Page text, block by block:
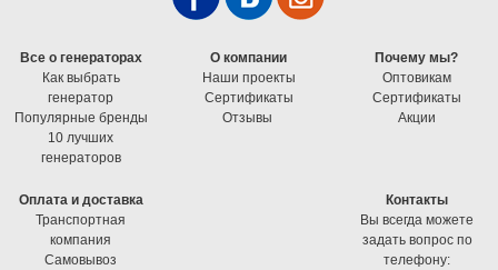
Все о генераторах
Как выбрать
генератор
Популярные бренды
10 лучших
генераторов
О компании
Наши проекты
Cертификаты
Отзывы
Почему мы?
Оптовикам
Cертификаты
Акции
Оплата и доставка
Транспортная
компания
Самовывоз
Контакты
Вы всегда можете
задать вопрос по
телефону: